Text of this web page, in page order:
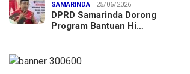
SAMARINDA
25/06/2026
DPRD Samarinda Dorong
Program Bantuan Hi…